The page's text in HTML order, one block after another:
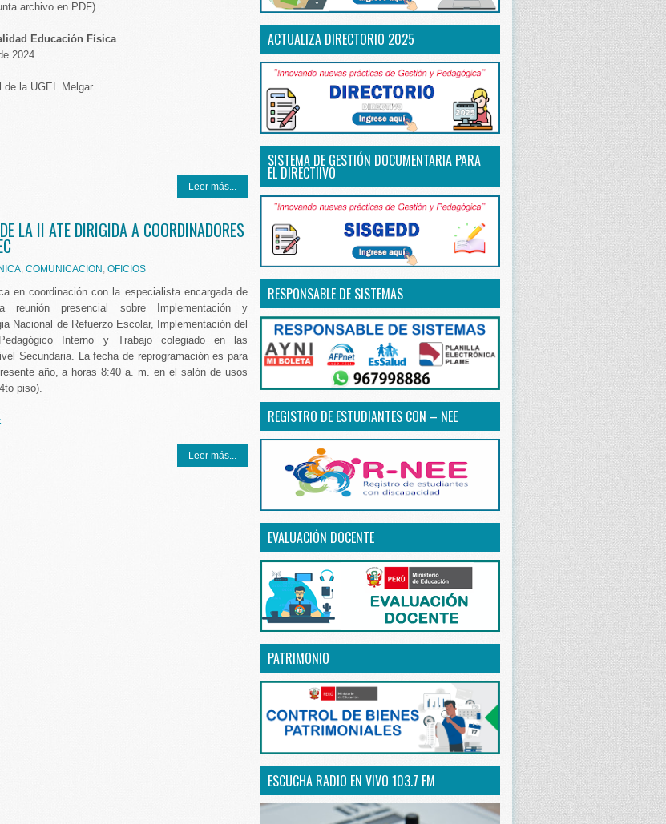
archivo en PDF).
Educación Física
2024.
la UGEL Melgar.
Leer más...
LA II ATE DIRIGIDA A COORDINADORES
, COMUNICACION , OFICIOS
en coordinación con la especialista encargada de
presencial sobre Implementación y
Nacional de Refuerzo Escolar, Implementación del
Interno y Trabajo colegiado en las
Secundaria. La fecha de reprogramación es para
año, a horas 8:40 a. m. en el salón de usos
piso).
Leer más...
ACTUALIZA DIRECTORIO 2025
SISTEMA DE GESTIÓN DOCUMENTARIA PARA
EL DIRECTIIVO
RESPONSABLE DE SISTEMAS
REGISTRO DE ESTUDIANTES CON – NEE
EVALUACIÓN DOCENTE
PATRIMONIO
ESCUCHA RADIO EN VIVO 103.7 FM